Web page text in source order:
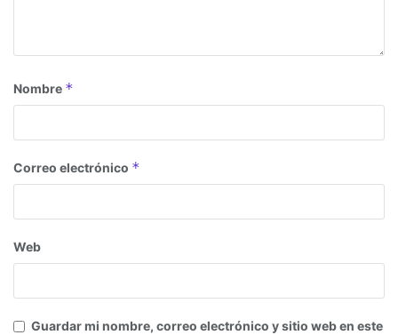
Nombre *
Correo electrónico *
Web
Guardar mi nombre, correo electrónico y sitio web en este